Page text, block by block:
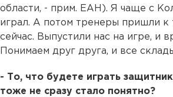
области, - прим. ЕАН). Я чаще с
играл. А потом тренеры пришли к
сейчас. Выпустили нас на игре, и
Понимаем друг друга, и все
- То, что будете играть
тоже не сразу стало понятно?